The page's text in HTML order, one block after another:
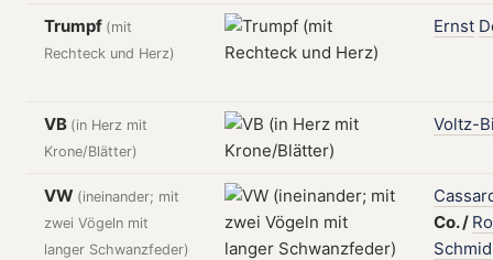
Trumpf (mit
Rechteck und Herz)
Ernst
VB (in Herz mit
Krone/Blätter)
Voltz-
VW (ineinander; mit
zwei Vögeln mit
langer Schwanzfeder)
Co./
Schmid